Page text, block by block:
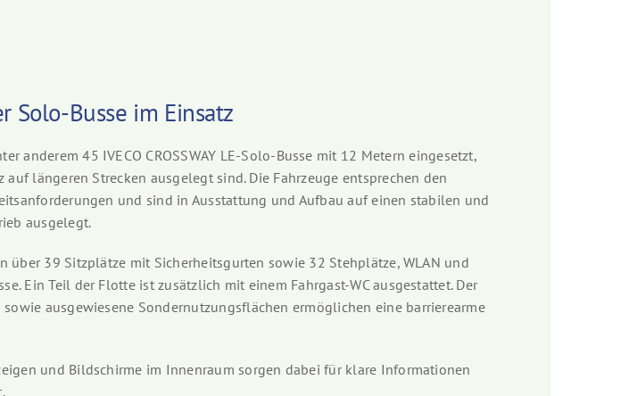
Solo-Busse im Einsatz
anderem 45 IVECO CROSSWAY LE-Solo-Busse mit 12 Metern eingesetzt,
auf längeren Strecken ausgelegt sind. Die Fahrzeuge entsprechen den
und sind in Ausstattung und Aufbau auf einen stabilen und
ausgelegt.
über 39 Sitzplätze mit Sicherheitsgurten sowie 32 Stehplätze, WLAN und
Ein Teil der Flotte ist zusätzlich mit einem Fahrgast-WC ausgestattet. Der
ausgewiesene Sondernutzungsflächen ermöglichen eine barrierearme
und Bildschirme im Innenraum sorgen dabei für klare Informationen